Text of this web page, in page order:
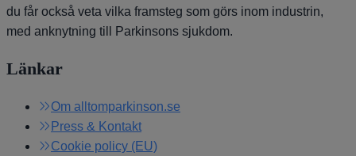
du får också veta vilka framsteg som görs inom industrin,
med anknytning till Parkinsons sjukdom.
Länkar
Om alltomparkinson.se
Press & Kontakt
Cookie policy (EU)